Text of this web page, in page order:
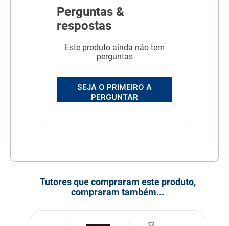
Perguntas &
respostas
Este produto ainda não tem
perguntas
SEJA O PRIMEIRO A
PERGUNTAR
Tutores que compraram este produto,
compraram também...